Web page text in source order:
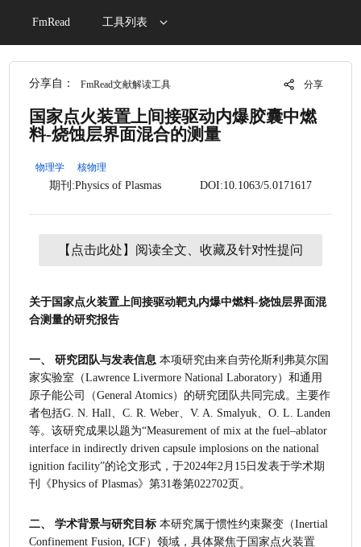
FmRead 工具列表
分享自： FmRead文献解读工具 分享
国家点火装置上间接驱动内爆胶囊中燃
料-烧蚀层界面混合的测量
物理学 核物理
期刊:Physics of Plasmas DOI:10.1063/5.0171617
【点击此处】阅读全文、收藏及针对性提问
关于国家点火装置上间接驱动靶丸内爆中燃料-烧蚀层界面混
合测量的研究报告
一、 研究团队与发表信息 本项研究由来自劳伦斯利弗莫尔国
家实验室（Lawrence Livermore National Laboratory）和通用
原子能公司（General Atomics）的研究团队共同完成。主要作
者包括G. N. Hall、C. R. Weber、V. A. Smalyuk、O. L. Landen
等。该研究成果以题为“Measurement of mix at the fuel–ablator
interface in indirectly driven capsule implosions on the national
ignition facility”的论文形式，于2024年2月15日发表于学术期
刊《Physics of Plasmas》第31卷第022702页。
二、 学术背景与研究目标 本研究属于惯性约束聚变（Inertial
Confinement Fusion, ICF）领域，具体聚焦于国家点火装置